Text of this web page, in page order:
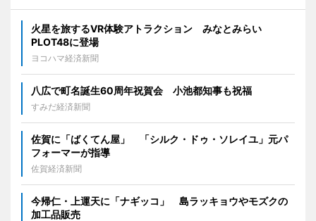
火星を旅するVR体験アトラクション みなとみらい
PLOT48に登場
ヨコハマ経済新聞
八広で町名誕生60周年祝賀会 小池都知事も祝福
すみだ経済新聞
佐賀に「ばくてん屋」 「シルク・ドゥ・ソレイユ」元パ
フォーマーが指導
佐賀経済新聞
今帰仁・上運天に「ナギッコ」 島ラッキョウやモズクの
加工品販売